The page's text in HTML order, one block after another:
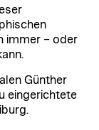
immer – oder
Günther
eingerichtete